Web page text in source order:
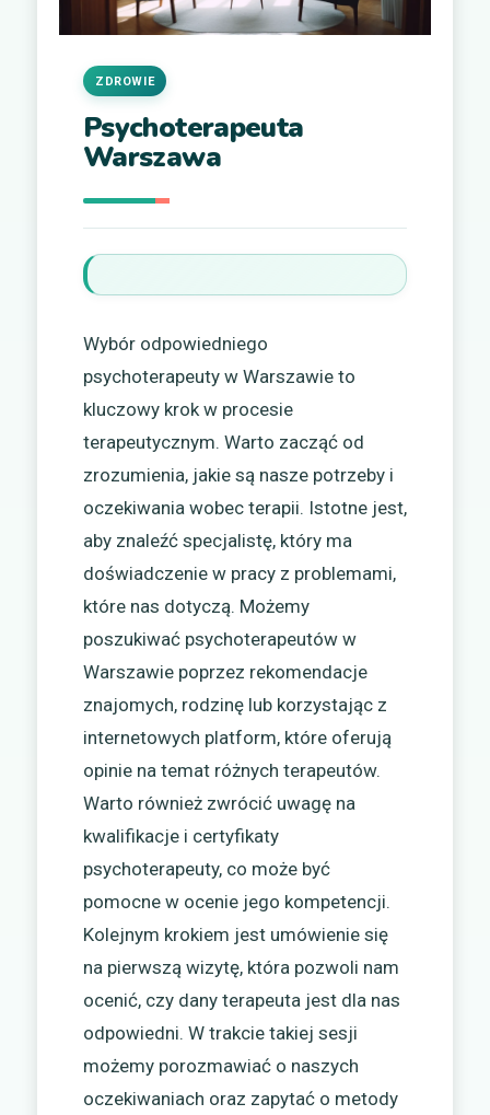
Psychoterapeuta
Warszawa
ZDROWIE
Wybór odpowiedniego
psychoterapeuty w Warszawie to
kluczowy krok w procesie
terapeutycznym. Warto zacząć od
zrozumienia, jakie są nasze potrzeby i
oczekiwania wobec terapii. Istotne jest,
aby znaleźć specjalistę, który ma
doświadczenie w pracy z problemami,
które nas dotyczą. Możemy
poszukiwać psychoterapeutów w
Warszawie poprzez rekomendacje
znajomych, rodzinę lub korzystając z
internetowych platform, które oferują
opinie na temat różnych terapeutów.
Warto również zwrócić uwagę na
kwalifikacje i certyfikaty
psychoterapeuty, co może być
pomocne w ocenie jego kompetencji.
Kolejnym krokiem jest umówienie się
na pierwszą wizytę, która pozwoli nam
ocenić, czy dany terapeuta jest dla nas
odpowiedni. W trakcie takiej sesji
możemy porozmawiać o naszych
oczekiwaniach oraz zapytać o metody